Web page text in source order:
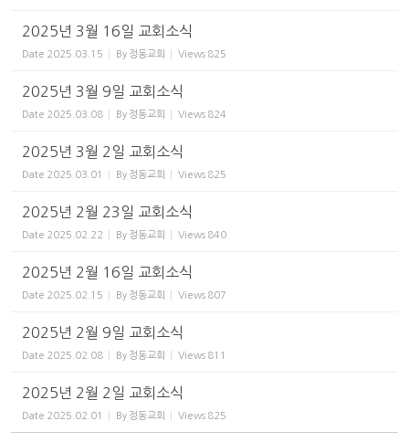
2025년 3월 16일 교회소식
Date 2025.03.15 By 정동교회 Views 825
2025년 3월 9일 교회소식
Date 2025.03.08 By 정동교회 Views 824
2025년 3월 2일 교회소식
Date 2025.03.01 By 정동교회 Views 825
2025년 2월 23일 교회소식
Date 2025.02.22 By 정동교회 Views 840
2025년 2월 16일 교회소식
Date 2025.02.15 By 정동교회 Views 807
2025년 2월 9일 교회소식
Date 2025.02.08 By 정동교회 Views 811
2025년 2월 2일 교회소식
Date 2025.02.01 By 정동교회 Views 825